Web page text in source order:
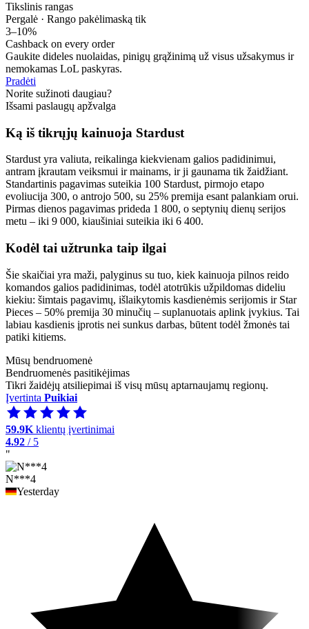
Tikslinis rangas
Pergalė · Rango pakėlimaską tik
3–10%
Cashback on every order
Gaukite dideles nuolaidas, pinigų grąžinimą už visus užsakymus ir
nemokamas LoL paskyras.
Pradėti
Norite sužinoti daugiau?
Išsami paslaugų apžvalga
Ką iš tikrųjų kainuoja Stardust
Stardust yra valiuta, reikalinga kiekvienam galios padidinimui,
antram įkrautam veiksmui ir mainams, ir ji gaunama tik žaidžiant.
Standartinis pagavimas suteikia 100 Stardust, pirmojo etapo
evoliucija 300, o antrojo 500, su 25% premija esant palankiam orui.
Pirmas dienos pagavimas prideda 1 800, o septynių dienų serijos
metu – iki 9 000, kiaušiniai suteikia iki 6 400.
Kodėl tai užtrunka taip ilgai
Šie skaičiai yra maži, palyginus su tuo, kiek kainuoja pilnos reido
komandos galios padidinimas, todėl atotrūkis užpildomas dideliu
kiekiu: šimtais pagavimų, išlaikytomis kasdienėmis serijomis ir Star
Pieces – 50% premija 30 minučių – suplanuotais aplink įvykius. Tai
labiau kasdienis įprotis nei sunkus darbas, būtent todėl žmonės tai
patiki kitiems.
Mūsų bendruomenė
Bendruomenės pasitikėjimas
Tikri žaidėjų atsiliepimai iš visų mūsų aptarnaujamų regionų.
Įvertinta Puikiai
59.9K klientų įvertinimai
4.92 / 5
"
N***4
Yesterday